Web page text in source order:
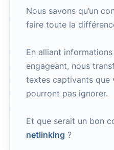
Nous savons qu’un
faire toute la
En alliant
engageant, nous
textes captivants que
pourront pas ignorer.
Et que serait un bon
netlinking ?